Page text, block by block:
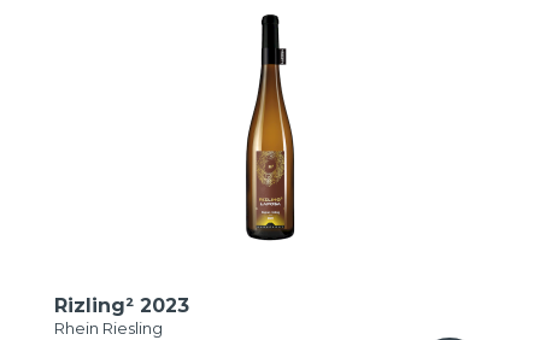
Rizling² 2023
Rhein Riesling